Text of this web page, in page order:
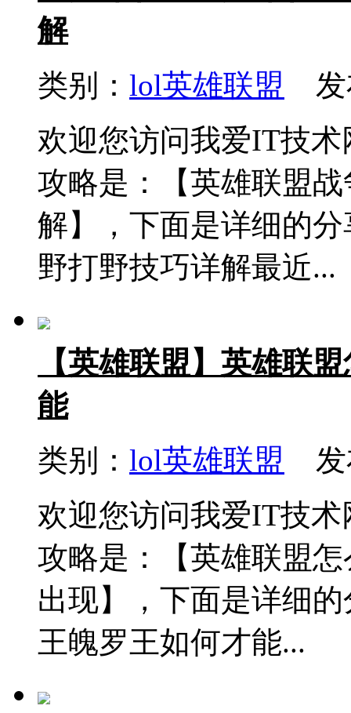
解
类别： lol英雄联盟 发
欢迎您访问我爱IT技
攻略是：【英雄联盟
解】，下面是详细的
野打野技巧详解最近...
【英雄联盟】英雄联
能
类别： lol英雄联盟 发
欢迎您访问我爱IT技
攻略是：【英雄联盟
出现】，下面是详细
王魄罗王如何才能...